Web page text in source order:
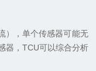
，单个传感器可能无
器，TCU可以综合分析